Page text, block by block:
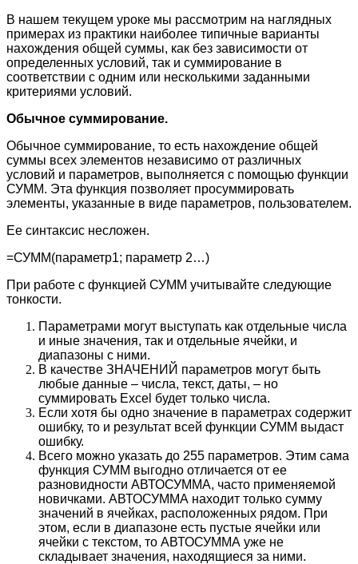
В нашем текущем уроке мы рассмотрим на наглядных
примерах из практики наиболее типичные варианты
нахождения общей суммы, как без зависимости от
определенных условий, так и суммирование в
соответствии с одним или несколькими заданными
критериями условий.
Обычное суммирование.
Обычное суммирование, то есть нахождение общей
суммы всех элементов независимо от различных
условий и параметров, выполняется с помощью функции
СУММ. Эта функция позволяет просуммировать
элементы, указанные в виде параметров, пользователем.
Ее синтаксис несложен.
=СУММ(параметр1; параметр 2…)
При работе с функцией СУММ учитывайте следующие
тонкости.
Параметрами могут выступать как отдельные числа
и иные значения, так и отдельные ячейки, и
диапазоны с ними.
В качестве ЗНАЧЕНИЙ параметров могут быть
любые данные – числа, текст, даты, – но
суммировать Excel будет только числа.
Если хотя бы одно значение в параметрах содержит
ошибку, то и результат всей функции СУММ выдаст
ошибку.
Всего можно указать до 255 параметров. Этим сама
функция СУММ выгодно отличается от ее
разновидности АВТОСУММА, часто применяемой
новичками. АВТОСУММА находит только сумму
значений в ячейках, расположенных рядом. При
этом, если в диапазоне есть пустые ячейки или
ячейки с текстом, то АВТОСУММА уже не
складывает значения, находящиеся за ними.